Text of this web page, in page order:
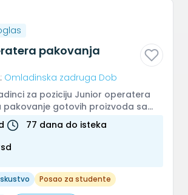
pakovanja
Omladinska zadruga Dob
za poziciju Junior operatera
pakovanje gotovih proizvoda sa
kutija i p...
77 dana do isteka
Posao za studente